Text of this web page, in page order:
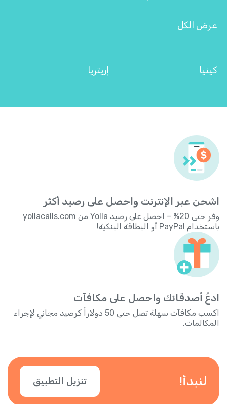
عرض الكل
كينيا إريتريا
اشحن عبر الإنترنت واحصل على رصيد أكثر
وفر حتى 20% – احصل على رصيد Yolla من
yollacalls.com
باستخدام PayPal أو البطاقة البنكية!
ادعُ أصدقائك واحصل على مكافآت
اكسب مكافآت سهلة تصل حتى 50 دولاراً كرصيد مجاني لإجراء
المكالمات.
لنبدأ! تنزيل التطبيق